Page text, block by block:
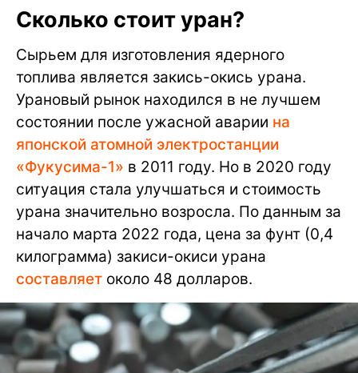
Сколько стоит уран?
Сырьем для изготовления ядерного
топлива является закись-окись урана.
Урановый рынок находился в не лучшем
состоянии после ужасной аварии на
японской атомной электростанции
«Фукусима-1» в 2011 году. Но в 2020 году
ситуация стала улучшаться и стоимость
урана значительно возросла. По данным за
начало марта 2022 года, цена за фунт (0,4
килограмма) закиси-окиси урана
составляет около 48 долларов.